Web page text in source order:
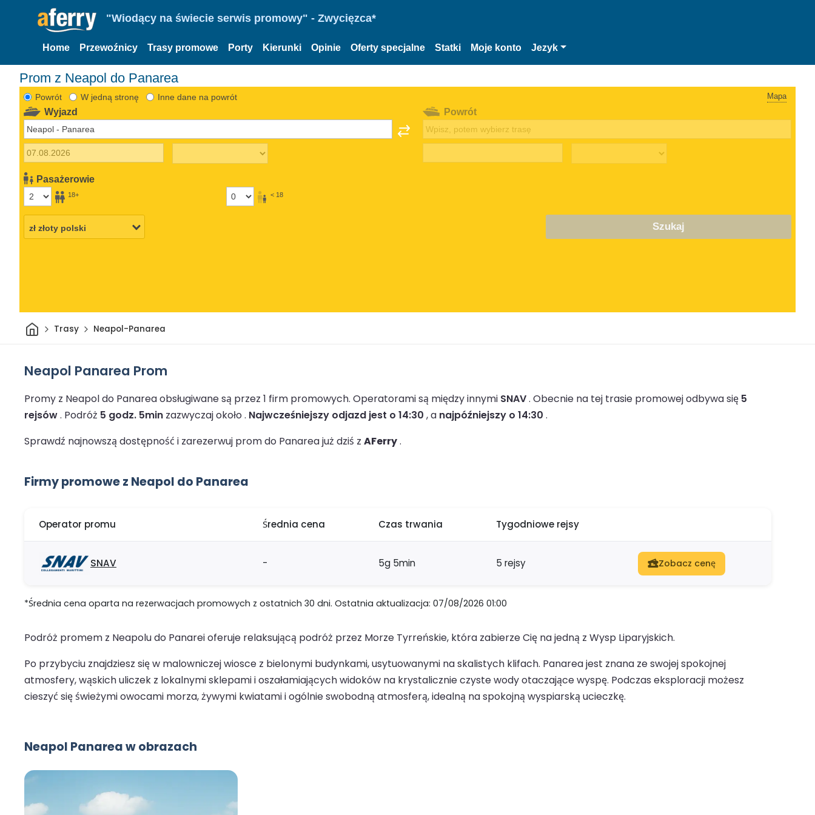
"Wiodący na świecie serwis promowy" - Zwycięzca*
Home Przewoźnicy Trasy promowe Porty Kierunki Opinie Oferty specjalne Statki Moje konto Jezyk
Prom z Neapol do Panarea
Powrót W jedną stronę Inne dane na powrót Mapa
Wyjazd
Pasażerowie
18+ < 18
Powrót
Szukaj
DomTrasy Neapol-Panarea
Neapol Panarea Prom
Promy z Neapol do Panarea obsługiwane są przez 1 firm promowych. Operatorami są między innymi SNAV. Obecnie na tej trasie promowej odbywa się 5
rejsów. Podróż 5 godz. 5min zazwyczaj około . Najwcześniejszy odjazd jest o 14:30 , a najpóźniejszy o 14:30 .
Sprawdź najnowszą dostępność i zarezerwuj prom do Panarea już dziś z AFerry.
Firmy promowe z Neapol do Panarea
Operator promu Średnia cena Czas trwania Tygodniowe rejsy
SNAV - 5g 5min 5 rejsy Zobacz cenę
*Średnia cena oparta na rezerwacjach promowych z ostatnich 30 dni. Ostatnia aktualizacja: 07/08/2026 01:00
Podróż promem z Neapolu do Panarei oferuje relaksującą podróż przez Morze Tyrreńskie, która zabierze Cię na jedną z Wysp Liparyjskich.
Po przybyciu znajdziesz się w malowniczej wiosce z bielonymi budynkami, usytuowanymi na skalistych klifach. Panarea jest znana ze swojej spokojnej
atmosfery, wąskich uliczek z lokalnymi sklepami i oszałamiających widoków na krystalicznie czyste wody otaczające wyspę. Podczas eksploracji możesz
cieszyć się świeżymi owocami morza, żywymi kwiatami i ogólnie swobodną atmosferą, idealną na spokojną wyspiarską ucieczkę.
Neapol Panarea w obrazach